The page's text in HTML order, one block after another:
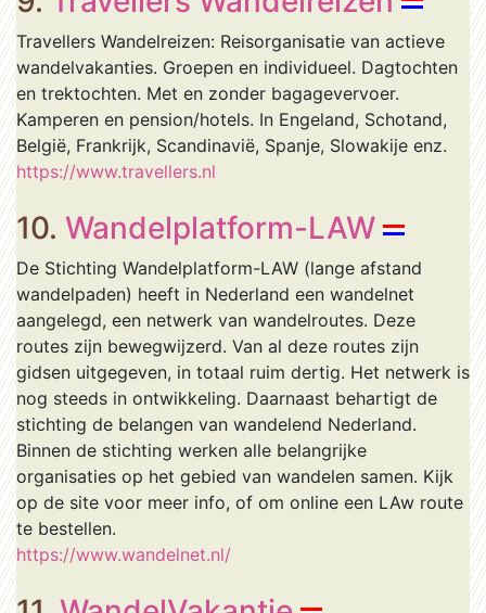
Travellers Wandelreizen: Reisorganisatie van actieve
wandelvakanties. Groepen en individueel. Dagtochten
en trektochten. Met en zonder bagagevervoer.
Kamperen en pension/hotels. In Engeland, Schotand,
België, Frankrijk, Scandinavië, Spanje, Slowakije enz.
https://www.travellers.nl
10. Wandelplatform-LAW
De Stichting Wandelplatform-LAW (lange afstand
wandelpaden) heeft in Nederland een wandelnet
aangelegd, een netwerk van wandelroutes. Deze
routes zijn bewegwijzerd. Van al deze routes zijn
gidsen uitgegeven, in totaal ruim dertig. Het netwerk is
nog steeds in ontwikkeling. Daarnaast behartigt de
stichting de belangen van wandelend Nederland.
Binnen de stichting werken alle belangrijke
organisaties op het gebied van wandelen samen. Kijk
op de site voor meer info, of om online een LAw route
te bestellen.
https://www.wandelnet.nl/